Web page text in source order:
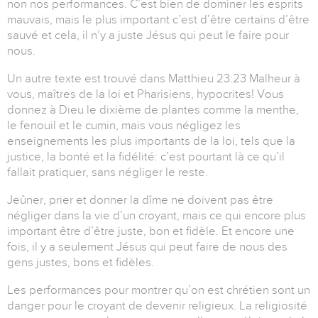
non nos performances. C’est bien de dominer les esprits
mauvais, mais le plus important c’est d’être certains d’être
sauvé et cela, il n’y a juste Jésus qui peut le faire pour
nous.
Un autre texte est trouvé dans Matthieu 23:23 Malheur à
vous, maîtres de la loi et Pharisiens, hypocrites! Vous
donnez à Dieu le dixième de plantes comme la menthe,
le fenouil et le cumin, mais vous négligez les
enseignements les plus importants de la loi, tels que la
justice, la bonté et la fidélité: c’est pourtant là ce qu’il
fallait pratiquer, sans négliger le reste.
Jeûner, prier et donner la dîme ne doivent pas être
négliger dans la vie d’un croyant, mais ce qui encore plus
important être d’être juste, bon et fidèle. Et encore une
fois, il y a seulement Jésus qui peut faire de nous des
gens justes, bons et fidèles.
Les performances pour montrer qu’on est chrétien sont un
danger pour le croyant de devenir religieux. La religiosité